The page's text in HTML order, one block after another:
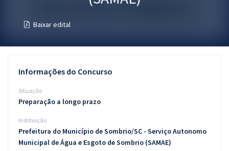
Questões grátis
Atendimento
Baixar edital
Informações do Concurso
Situação
Preparação a longo prazo
Instituição
Prefeitura do Município de Sombrio/SC - Serviço Autonomo
Municipal de Água e Esgoto de Sombrio (SAMAE)